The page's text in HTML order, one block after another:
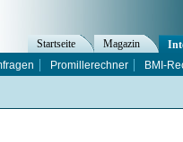
Startseite Magazin
Promillerechner BMI-